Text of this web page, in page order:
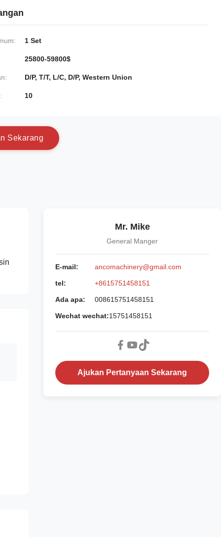
1 Set
25800-59800$
D/P, T/T, L/C, D/P, Western Union
10
n Sekarang
Mr. Mike
General Manger
E-mail: ancomachinery@gmail.com
tel: +8615751458151
Ada apa: 008615751458151
Wechat wechat:15751458151
Ajukan Pertanyaan Sekarang